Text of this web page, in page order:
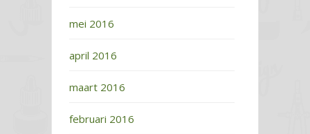
mei 2016
april 2016
maart 2016
februari 2016